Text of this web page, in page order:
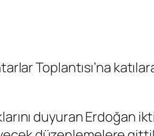
Toplantısı’na
duyuran Erdoğan